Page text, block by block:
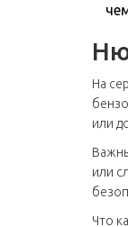
На
или
или
Что